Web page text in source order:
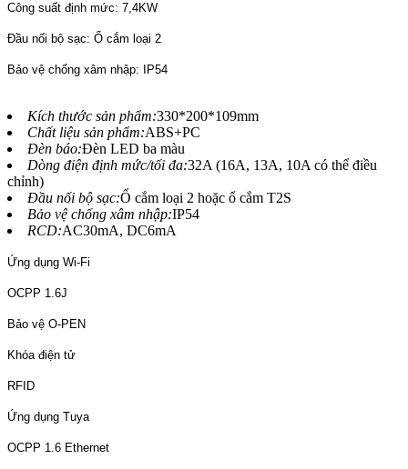
Công suất định mức: 7,4KW
Đầu nối bộ sạc: Ổ cắm loại 2
Bảo vệ chống xâm nhập: IP54
Kích thước sản phẩm:330*200*109mm
Chất liệu sản phẩm:ABS+PC
Đèn báo:Đèn LED ba màu
Dòng điện định mức/tối đa:32A (16A, 13A, 10A có thể điều
chỉnh)
Đầu nối bộ sạc:Ổ cắm loại 2 hoặc ổ cắm T2S
Bảo vệ chống xâm nhập:IP54
RCD:AC30mA, DC6mA
Ứng dụng Wi-Fi
OCPP 1.6J
Bảo vệ O-PEN
Khóa điện tử
RFID
Ứng dụng Tuya
OCPP 1.6 Ethernet